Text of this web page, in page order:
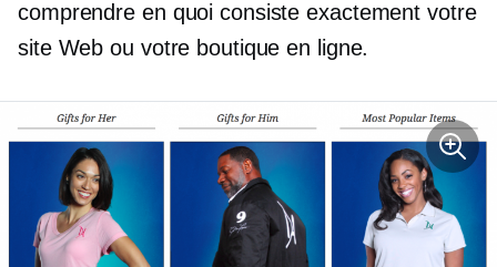
comprendre en quoi consiste exactement votre
site Web ou votre boutique en ligne.